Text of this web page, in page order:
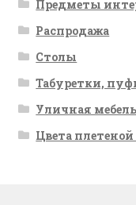
Предметы
Распродажа
Столы
Табуретки,
Уличная мебель
Цвета